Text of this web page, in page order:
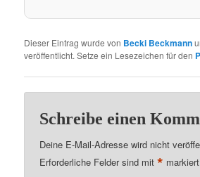
Dieser Eintrag wurde von Becki Beckmann
veröffentlicht. Setze ein Lesezeichen für den
Schreibe einen
Deine E-Mail-Adresse wird nicht
Erforderliche Felder sind mit* markiert